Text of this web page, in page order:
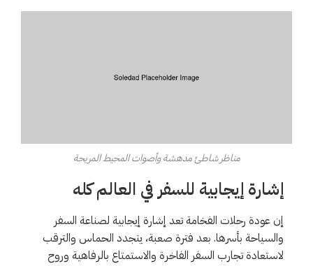
مناظر شاطئ مدهشة وأصوات المحيط المريحة
إشارة إيجابية للسفر في العالم كله
إن عودة رحلات الفخامة تعد إشارة إيجابية لصناعة السفر
والسياحة بأسرها. بعد فترة صعبة، يتجدد الحماس والترقب
لاستعادة تجارب السفر الفاخرة والاستمتاع بالرفاهية وروح